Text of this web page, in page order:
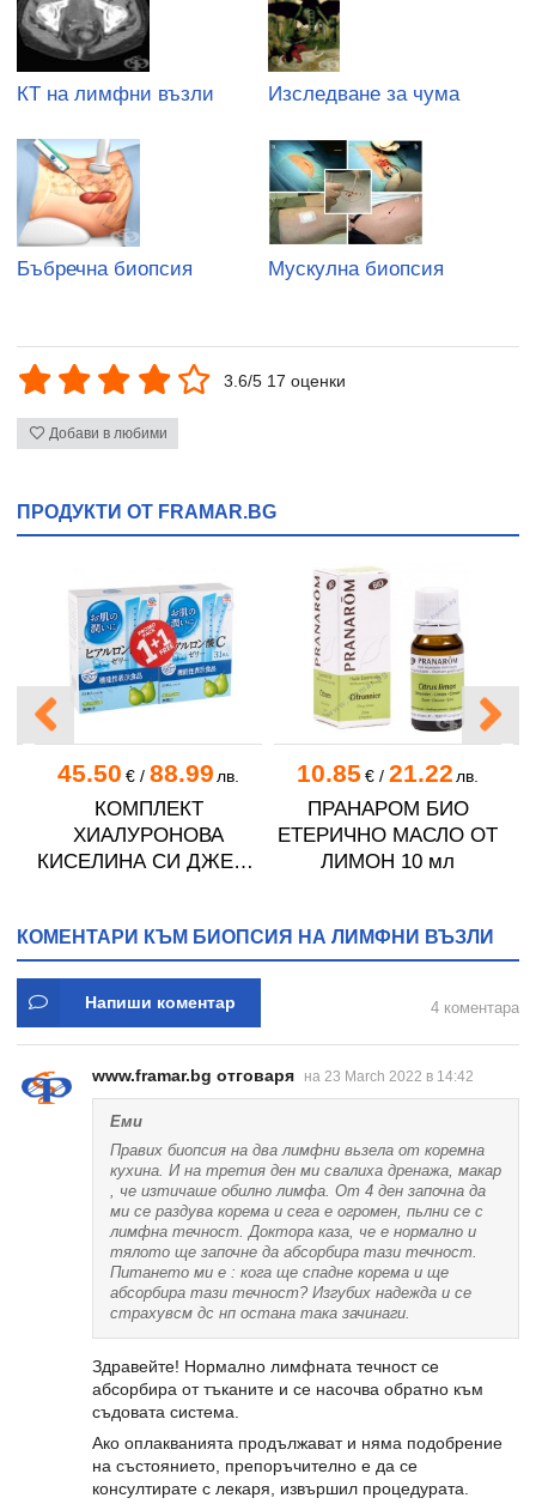
КТ на лимфни възли Изследване за чума
Бъбречна биопсия Мускулна биопсия
3.6/5 17 оценки
Добави в любими
ПРОДУКТИ ОТ FRAMAR.BG
45.50 €/ 88.99 лв.
КОМПЛЕКТ
ХИАЛУРОНОВА
КИСЕЛИНА СИ ДЖЕЛИ
10.85 €/ 21.22 лв.
ПРАНАРОМ БИО
ЕТЕРИЧНО МАСЛО ОТ
ЛИМОН 10 мл
КОМЕНТАРИ КЪМ БИОПСИЯ НА ЛИМФНИ ВЪЗЛИ
Напиши коментар 4 коментара
www.framar.bg отговаря на 23 March 2022 в 14:42
Еми
Правих биопсия на два лимфни вьзела от коремна
кухина. И на третия ден ми свалиха дренажа, макар
, че изтичаше обилно лимфа. От 4 ден започна да
ми се раздува корема и сега е огромен, пьлни се с
лимфна течност. Доктора каза, че е нормално и
тялото ще започне да абсорбира тази течност.
Питането ми е : кога ще спадне корема и ще
абсорбира тази течност? Изгубих надежда и се
страхувсм дс нп остана така зачинаги.
Здравейте! Нормално лимфната течност се
абсорбира от тъканите и се насочва обратно към
съдовата система.
Ако оплакванията продължават и няма подобрение
на състоянието, препоръчително е да се
консултирате с лекаря, извършил процедурата.